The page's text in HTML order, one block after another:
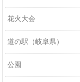
花火大会
道の駅（岐阜県）
公園